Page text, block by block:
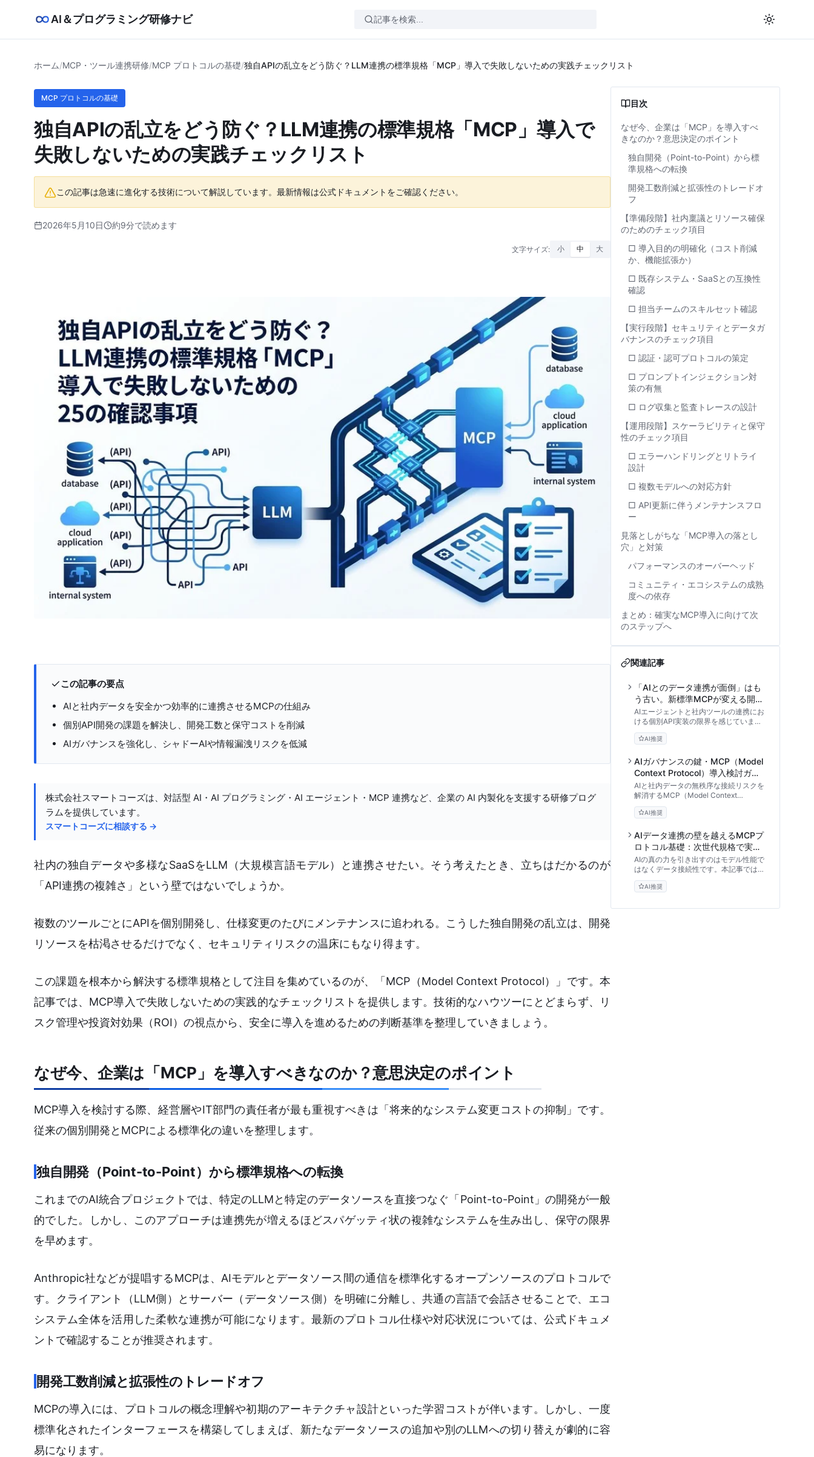
AI＆プログラミング研修ナビ
ホーム/MCP・ツール連携研修/MCP プロトコルの基礎/独自APIの乱立をどう防ぐ？LLM連携の標準規格「MCP」導入で失敗しないための実践チェックリスト
MCP プロトコルの基礎
独自APIの乱立をどう防ぐ？LLM連携の標準規格「MCP」導入で
失敗しないための実践チェックリスト
この記事は急速に進化する技術について解説しています。最新情報は公式ドキュメントをご確認ください。
2026年5月10日 約9分で読めます
文字サイズ: 小 中 大
この記事の要点
AIと社内データを安全かつ効率的に連携させるMCPの仕組み
個別API開発の課題を解決し、開発工数と保守コストを削減
AIガバナンスを強化し、シャドーAIや情報漏洩リスクを低減
株式会社スマートコーズは、対話型 AI・AI プログラミング・AI エージェント・MCP 連携など、企業の AI 内製化を支援する研修プログ
ラムを提供しています。
スマートコーズに相談する →
社内の独自データや多様なSaaSをLLM（大規模言語モデル）と連携させたい。そう考えたとき、立ちはだかるのが
「API連携の複雑さ」という壁ではないでしょうか。
複数のツールごとにAPIを個別開発し、仕様変更のたびにメンテナンスに追われる。こうした独自開発の乱立は、開発
リソースを枯渇させるだけでなく、セキュリティリスクの温床にもなり得ます。
この課題を根本から解決する標準規格として注目を集めているのが、「MCP（Model Context Protocol）」です。本
記事では、MCP導入で失敗しないための実践的なチェックリストを提供します。技術的なハウツーにとどまらず、リ
スク管理や投資対効果（ROI）の視点から、安全に導入を進めるための判断基準を整理していきましょう。
なぜ今、企業は「MCP」を導入すべきなのか？意思決定のポイント
MCP導入を検討する際、経営層やIT部門の責任者が最も重視すべきは「将来的なシステム変更コストの抑制」です。
従来の個別開発とMCPによる標準化の違いを整理します。
独自開発（Point-to-Point）から標準規格への転換
これまでのAI統合プロジェクトでは、特定のLLMと特定のデータソースを直接つなぐ「Point-to-Point」の開発が一般
的でした。しかし、このアプローチは連携先が増えるほどスパゲッティ状の複雑なシステムを生み出し、保守の限界
を早めます。
Anthropic社などが提唱するMCPは、AIモデルとデータソース間の通信を標準化するオープンソースのプロトコルで
す。クライアント（LLM側）とサーバー（データソース側）を明確に分離し、共通の言語で会話させることで、エコ
システム全体を活用した柔軟な連携が可能になります。最新のプロトコル仕様や対応状況については、公式ドキュメ
ントで確認することが推奨されます。
開発工数削減と拡張性のトレードオフ
MCPの導入には、プロトコルの概念理解や初期のアーキテクチャ設計といった学習コストが伴います。しかし、一度
標準化されたインターフェースを構築してしまえば、新たなデータソースの追加や別のLLMへの切り替えが劇的に容
易になります。
目次
なぜ今、企業は「MCP」を導入すべ
きなのか？意思決定のポイント
独自開発（Point-to-Point）から標
準規格への転換
開発工数削減と拡張性のトレードオ
フ
【準備段階】社内稟議とリソース確保
のためのチェック項目
□ 導入目的の明確化（コスト削減
か、機能拡張か）
□ 既存システム・SaaSとの互換性
確認
□ 担当チームのスキルセット確認
【実行段階】セキュリティとデータガ
バナンスのチェック項目
□ 認証・認可プロトコルの策定
□ プロンプトインジェクション対
策の有無
□ ログ収集と監査トレースの設計
【運用段階】スケーラビリティと保守
性のチェック項目
□ エラーハンドリングとリトライ
設計
□ 複数モデルへの対応方針
□ API更新に伴うメンテナンスフロ
ー
見落としがちな「MCP導入の落とし
穴」と対策
パフォーマンスのオーバーヘッド
コミュニティ・エコシステムの成熟
度への依存
まとめ：確実なMCP導入に向けて次
のステップへ
関連記事
「AIとのデータ連携が面倒」はも
う古い。新標準MCPが変える開発
の常識と投資対効果
AIエージェントと社内ツールの連携にお
ける個別API実装の限界を感じていませ
んか？本記事では、新標準プロトコル
「MCP」の仕組みから、開発工数削減
プラクティスまでを専門家視点で徹底解
説します。
AI推奨
AIガバナンスの鍵・MCP（Model
Context Protocol）導入検討ガイ
ド：シャドーAIを防ぐ標準化の仕
組み
AIと社内データの無秩序な接続リスクを
解消するMCP（Model Context
Protocol）の基礎と導入ステップを解
説。情報システム部門やコンプライアン
から標準化のメリットを紐解きます。
AI推奨
AIデータ連携の壁を越えるMCPプ
ロトコル基礎：次世代規格で実現
する安全な社内ツール接続と組織
準備
AIの真の力を引き出すのはモデル性能で
はなくデータ接続性です。本記事では社
内データとAIを安全に繋ぐ次世代規格
『MCP（Model Context Protocol）』
メント層向けに、導入前のチェックリス
AI推奨